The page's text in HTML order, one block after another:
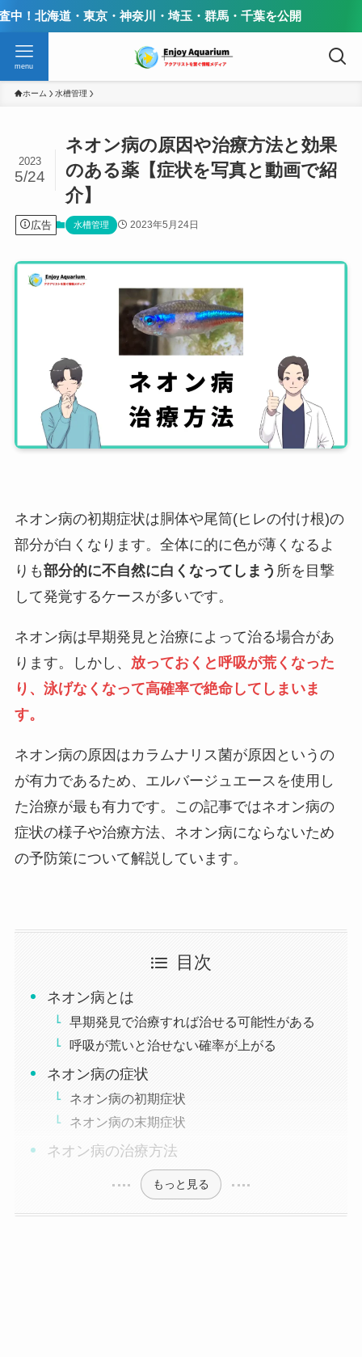
京・神奈川・埼玉・群馬・千葉を公開
menu
ホーム 水槽管理
ネオン病の原因や治療方法と効果
のある薬【症状を写真と動画で紹
介】
2023
5/24
広告 水槽管理 2023年5月24日
ネオン病の初期症状は胴体や尾筒(ヒレの付け根)の
部分が白くなります。全体に的に色が薄くなるよ
りも部分的に不自然に白くなってしまう 所を目撃
して発覚するケースが多いです。
ネオン病は早期発見と治療によって治る場合があ
ります。しかし、 放っておくと呼吸が荒くなった
り、泳げなくなって高確率で絶命してしまいま
す。
ネオン病の原因はカラムナリス菌が原因というの
が有力であるため、エルバージュエースを使用し
た治療が最も有力です。この記事ではネオン病の
症状の様子や治療方法、ネオン病にならないため
の予防策について解説しています。
目次
ネオン病とは
早期発見で治療すれば治せる可能性がある
呼吸が荒いと治せない確率が上がる
ネオン病の症状
ネオン病の初期症状
ネオン病の末期症状
ネオン病の治療方法
もっと見る